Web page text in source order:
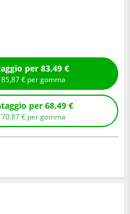
Compra con montaggio per 83,49 €
85,87€ per gomma
Compra senza montaggio per 68,49 €
70,87€ per gomma